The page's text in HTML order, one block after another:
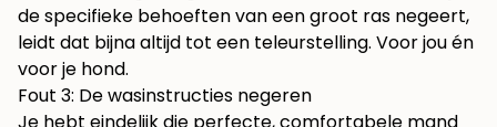
de specifieke behoeften van een groot ras negeert,
leidt dat bijna altijd tot een teleurstelling. Voor jou én
voor je hond.
Fout 3: De wasinstructies negeren